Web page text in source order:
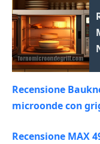
Recensione
microonde con
Recensione MAX